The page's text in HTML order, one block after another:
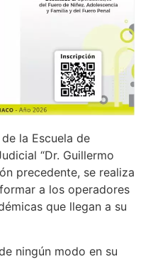
la Escuela de
“Dr. Guillermo
precedente, se realiza
a los operadores
que llegan a su
ningún modo en su